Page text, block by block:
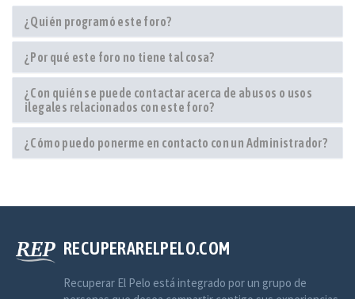
¿Quién programó este foro?
¿Por qué este foro no tiene tal cosa?
¿Con quién se puede contactar acerca de abusos o usos
ilegales relacionados con este foro?
¿Cómo puedo ponerme en contacto con un Administrador?
RECUPERARELPELO.COM
Recuperar El Pelo está integrado por un grupo de